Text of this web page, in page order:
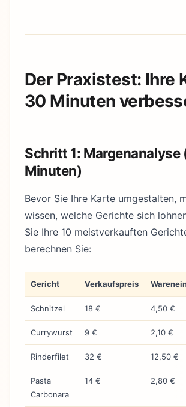
Der Praxistest: Ihre
30 Minuten
Schritt 1: Margenanalyse
Minuten)
Bevor Sie Ihre Karte umgestalten,
wissen, welche Gerichte sich
Sie Ihre 10 meistverkauften
berechnen Sie:
Gericht Verkaufspreis
Schnitzel 18 € 4,50 €
Currywurst 9 € 2,10 €
Rinderfilet 32 € 12,50 €
Pasta
Carbonara
14 € 2,80 €